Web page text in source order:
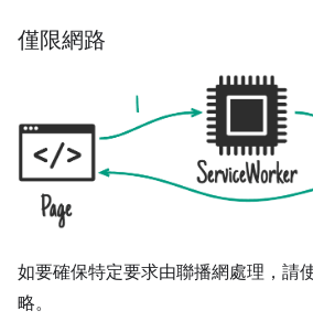
僅限網路
如要確保特定要求由聯播網處理，請
略。